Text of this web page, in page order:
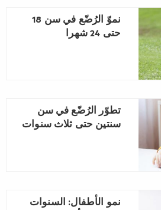
نموّ الرُضّع في سن 18
حتى 24 شهرا
تطوّر الرُضّع في سن
سنتين حتى ثلاث سنوات
نمو الأطفال: السنوات